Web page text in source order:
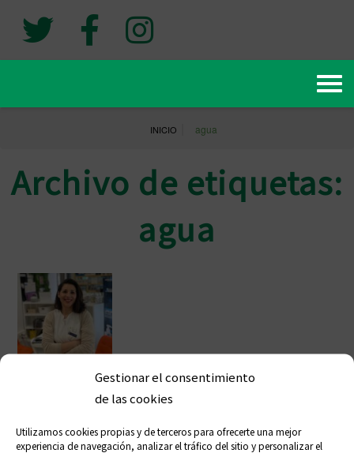
Gestionar el consentimiento
de las cookies
Utilizamos cookies propias y de terceros para ofrecerte una mejor
experiencia de navegación, analizar el tráfico del sitio y personalizar el
INICIO agua
Archivo de etiquetas:
agua
María Dolores Ruiz: «No es mejor el
los intereses económicos nos hacen